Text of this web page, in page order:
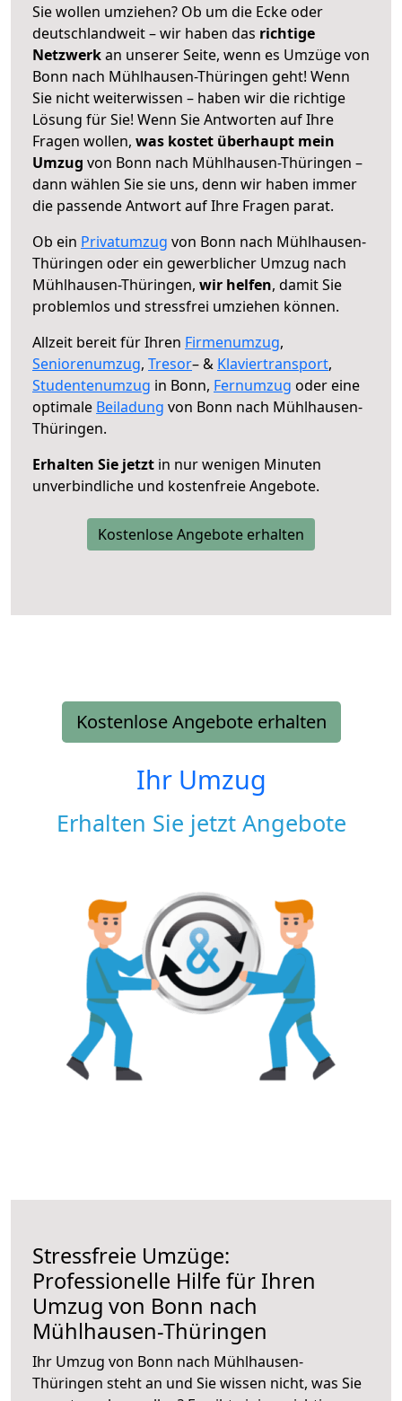
Sie wollen umziehen? Ob um die Ecke oder
deutschlandweit – wir haben das richtige
Netzwerkan unserer Seite, wenn es Umzüge von
Bonn nach Mühlhausen-Thüringen geht! Wenn
Sie nicht weiterwissen – haben wir die richtige
Lösung für Sie! Wenn Sie Antworten auf Ihre
Fragen wollen, was kostet überhaupt mein
Umzug von Bonn nach Mühlhausen-Thüringen –
dann wählen Sie sie uns, denn wir haben immer
die passende Antwort auf Ihre Fragen parat.
Ob ein Privatumzug von Bonn nach Mühlhausen-
Thüringen oder ein gewerblicher Umzug nach
Mühlhausen-Thüringen, wir helfen, damit Sie
problemlos und stressfrei umziehen können.
Allzeit bereit für Ihren Firmenumzug,
Seniorenumzug, Tresor– & Klaviertransport,
Studentenumzug in Bonn, Fernumzug oder eine
optimale Beiladung von Bonn nach Mühlhausen-
Thüringen.
Erhalten Sie jetzt in nur wenigen Minuten
unverbindliche und kostenfreie Angebote.
Kostenlose Angebote erhalten
Kostenlose Angebote erhalten
Ihr Umzug
Erhalten Sie jetzt Angebote
Stressfreie Umzüge:
Professionelle Hilfe für Ihren
Umzug von Bonn nach
Mühlhausen-Thüringen
Ihr Umzug von Bonn nach Mühlhausen-
Thüringen steht an und Sie wissen nicht, was Sie